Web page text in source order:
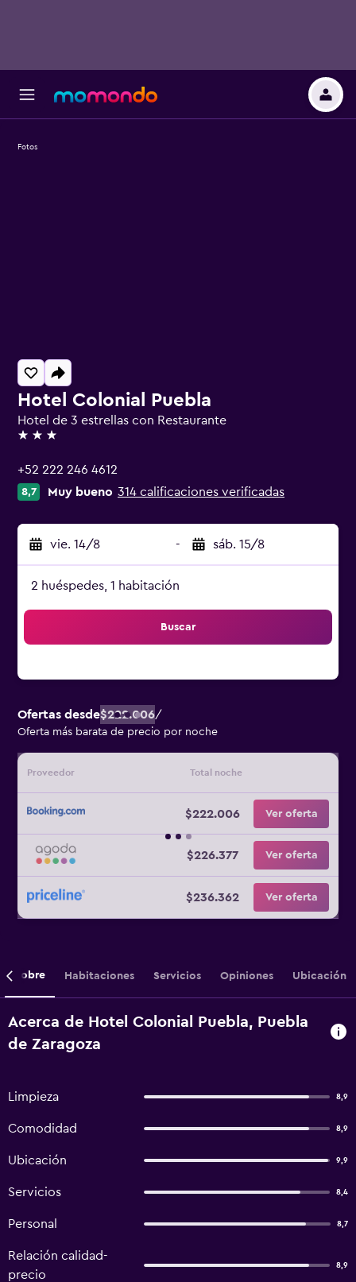
Hotel Colonial Puebla
Hotel de 3 estrellas con Restaurante
3 estrellas
+52 222 246 4612
8,7 Muy bueno 314 calificaciones verificadas
vie. 14/8 - sáb. 15/8
2 huéspedes, 1 habitación
Buscar
Ofertas desde$222.006/
Oferta más barata de precio por noche
Proveedor Total noche
$222.006 Ver oferta
$226.377 Ver oferta
$236.362 Ver oferta
Fotos
Sobre Habitaciones Servicios Opiniones Ubicación
Acerca de Hotel Colonial Puebla, Puebla
de Zaragoza
Limpieza 8,9
Comodidad 8,9
Ubicación 9,9
Servicios 8,4
Personal 8,7
Relación calidad-
precio
8,9